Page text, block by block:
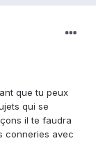
que tu peux
qui se
il te faudra
conneries avec